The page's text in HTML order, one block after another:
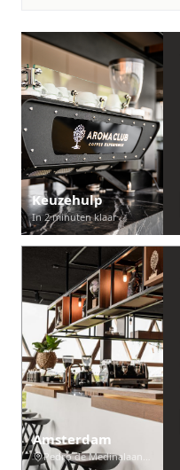
Keuzehulp
In 2 minuten klaar
Amsterdam
Pedro de Medinalaan 53